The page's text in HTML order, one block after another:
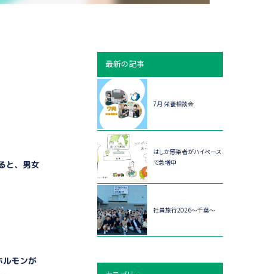
と、男女
ルモンが
最新の記事
7月 栄養相談会
はしか感染者がハイペース
で急増中
社員旅行2026～千葉～